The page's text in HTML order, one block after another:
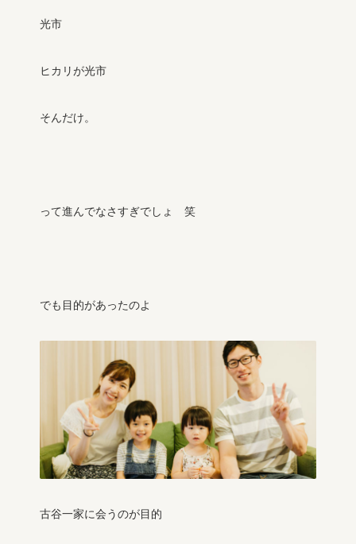
光市
ヒカリが光市
そんだけ。
って進んでなさすぎでしょ 笑
でも目的があったのよ
古谷一家に会うのが目的